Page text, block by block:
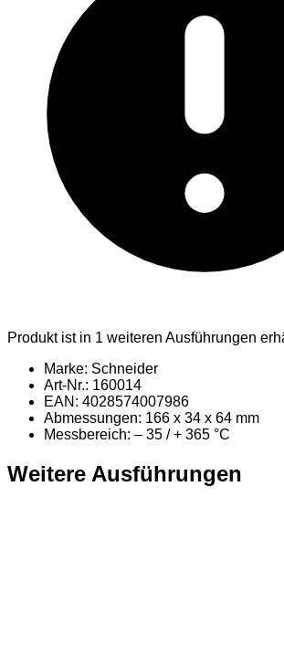
Produkt ist in 1 weiteren Ausführungen
Marke: Schneider
Art-Nr.: 160014
EAN: 4028574007986
Abmessungen: 166 x 34 x 64 mm
Messbereich: – 35 / + 365 °C
Weitere Ausführungen